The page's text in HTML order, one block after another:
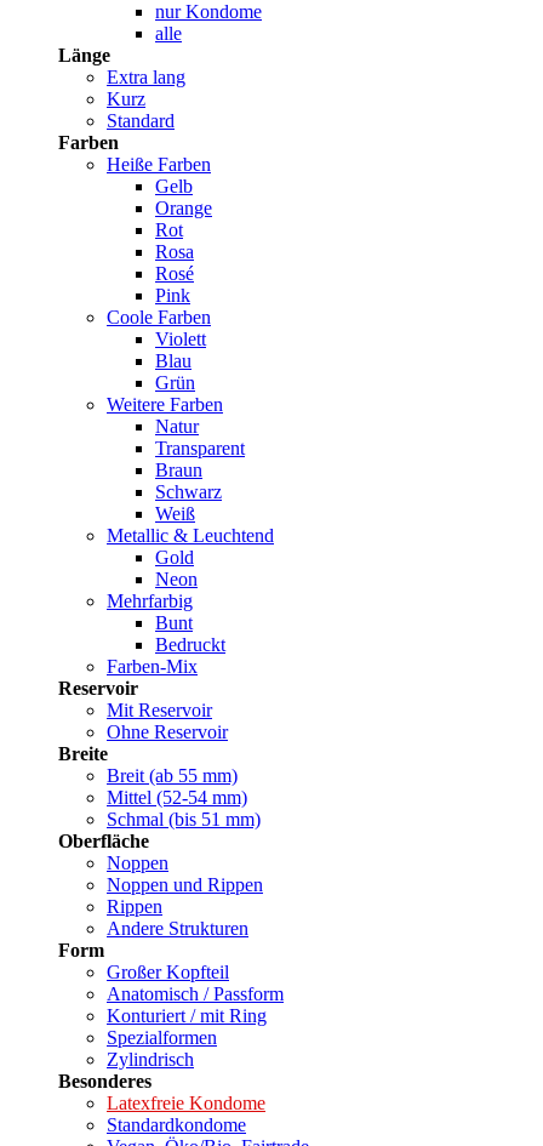
nur Kondome
alle
Länge
Extra lang
Kurz
Standard
Farben
Heiße Farben
Gelb
Orange
Rot
Rosa
Rosé
Pink
Coole Farben
Violett
Blau
Grün
Weitere Farben
Natur
Transparent
Braun
Schwarz
Weiß
Metallic & Leuchtend
Gold
Neon
Mehrfarbig
Bunt
Bedruckt
Farben-Mix
Reservoir
Mit Reservoir
Ohne Reservoir
Breite
Breit (ab 55 mm)
Mittel (52-54 mm)
Schmal (bis 51 mm)
Oberfläche
Noppen
Noppen und Rippen
Rippen
Andere Strukturen
Form
Großer Kopfteil
Anatomisch / Passform
Konturiert / mit Ring
Spezialformen
Zylindrisch
Besonderes
Latexfreie Kondome
Standardkondome